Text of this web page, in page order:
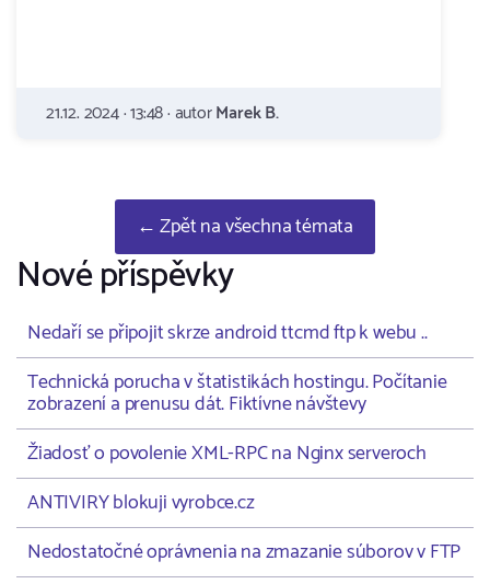
21.12. 2024 · 13:48 · autorMarek B.
← Zpět na všechna témata
Nové příspěvky
Nedaří se připojit skrze android ttcmd ftp k webu ..
Technická porucha v štatistikách hostingu. Počítanie
zobrazení a prenusu dát. Fiktívne návštevy
Žiadosť o povolenie XML-RPC na Nginx serveroch
ANTIVIRY blokuji vyrobce.cz
Nedostatočné oprávnenia na zmazanie súborov v FTP